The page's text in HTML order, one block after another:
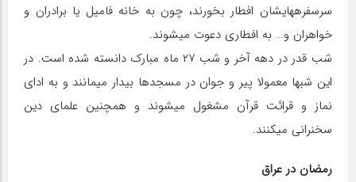
سرسفره‏هایشان افطار بخورند، چون به خانه‏ فامیل یا برادران و
خواهران و… به افطاری دعوت می‏شوند.
شب قدر در دهه آخر و شب ۲۷ ماه مبارک دانسته شده است. در
این شب‏ها معمولا پیر و جوان در مسجد‌ها بیدار می‏مانند و به ادای
نماز و قرائت قرآن مشغول می‏شوند و همچنین علمای دین
سخنرانی می‏کنند.
رمضان در عراق